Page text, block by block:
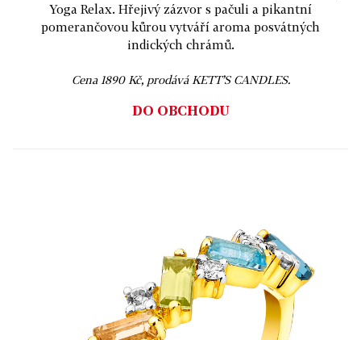
Yoga Relax. Hřejivý zázvor s pačuli a pikantní
pomerančovou kůrou vytváří aroma posvátných
indických chrámů.
Cena 1890 Kč, prodává KETT’S CANDLES.
DO OBCHODU